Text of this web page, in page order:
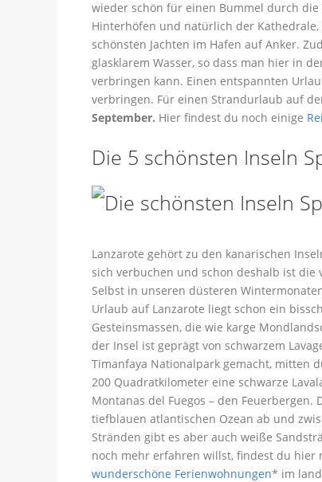
wieder schön für einen Bummel durch
Hinterhöfen und natürlich der
schönsten Jachten im Hafen auf Anker.
glasklarem Wasser, so dass man hier in
verbringen kann. Einen entspannten
verbringen. Für einen Strandurlaub auf
September. Hier findest du noch einige
Die 5 schönsten Inseln
Lanzarote gehört zu den kanarischen
sich verbuchen und schon deshalb ist
Selbst in unseren düsteren
Urlaub auf Lanzarote liegt schon ein
Gesteinsmassen, die wie karge
der Insel ist geprägt von schwarzem
Timanfaya Nationalpark gemacht, mitten
200 Quadratkilometer eine schwarze
Montanas del Fuegos – den
tiefblauen atlantischen Ozean ab und
Stränden gibt es aber auch weiße
noch mehr erfahren willst, findest du hier
wunderschöne Ferienwohnungen* im